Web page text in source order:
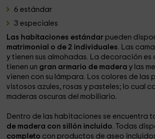
6 estándar
3 especiales
Las habitaciones estándar pueden
matrimonial o de 2 individuales. Las
y tienen sus almohadas. La decoración es
tienen un gran armario de madera y las
vienen con su lámpara. Los colores de las
vistosos azules, rosas y pasteles; lo cual
maderas oscuras del mobiliario.
Dentro de las habitaciones se encuentra
de madera con sillón incluido. Todas
completo con productos de aseo